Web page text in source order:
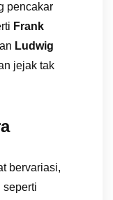
pencakar
Frank
Ludwig
jejak tak
bervariasi,
seperti